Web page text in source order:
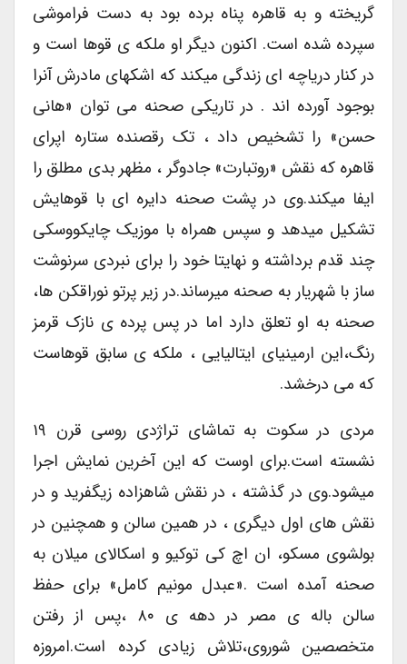
گریخته و به قاهره پناه برده بود به دست فراموشی
سپرده شده است. اکنون دیگر او ملکه ی قوها است و
در کنار دریاچه ای زندگی میکند که اشکهای مادرش آنرا
بوجود آورده اند . در تاریکی صحنه می توان «هانی
حسن» را تشخیص داد ، تک رقصنده ستاره اپرای
قاهره که نقش «روتبارت» جادوگر ، مظهر بدی مطلق را
ایفا میکند.وی در پشت صحنه دایره ای با قوهایش
تشکیل میدهد و سپس همراه با موزیک چایکووسکی
چند قدم برداشته و نهایتا خود را برای نبردی سرنوشت
ساز با شهریار به صحنه میرساند.در زیر پرتو نوراقکن ها،
صحنه به او تعلق دارد اما در پس پرده ی نازک قرمز
رنگ،این ارمینیای ایتالیایی ، ملکه ی سابق قوهاست
که می درخشد.
مردی در سکوت به تماشای تراژدی روسی قرن ۱۹
نشسته است.برای اوست که این آخرین نمایش اجرا
میشود.وی در گذشته ، در نقش شاهزاده زیگفرید و در
نقش های اول دیگری ، در همین سالن و همچنین در
بولشوی مسکو، ان اچ کی توکیو و اسکالای میلان به
صحنه آمده است .«عبدل مونیم کامل» برای حفظ
سالن باله ی مصر در دهه ی ۸۰ ،پس از رفتن
متخصصین شوروی،تلاش زیادی کرده است.امروزه